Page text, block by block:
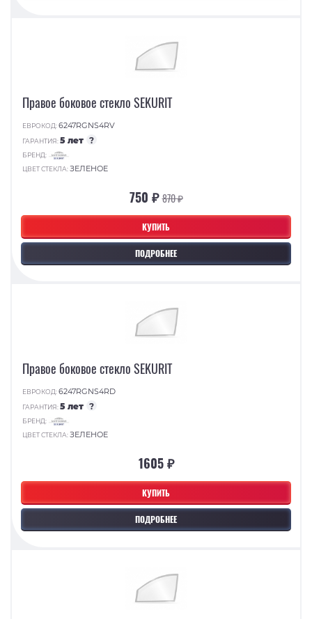
КУПИТЬ
ПОДРОБНЕЕ
Правое боковое стекло SEKURIT
ЕВРОКОД:6247RGNS4RV
ГАРАНТИЯ:5 лет ?
БРЕНД:
ЦВЕТ СТЕКЛА:ЗЕЛЕНОЕ
750 ₽870 ₽
КУПИТЬ
ПОДРОБНЕЕ
Правое боковое стекло SEKURIT
ЕВРОКОД:6247RGNS4RD
ГАРАНТИЯ:5 лет ?
БРЕНД:
ЦВЕТ СТЕКЛА:ЗЕЛЕНОЕ
1605 ₽